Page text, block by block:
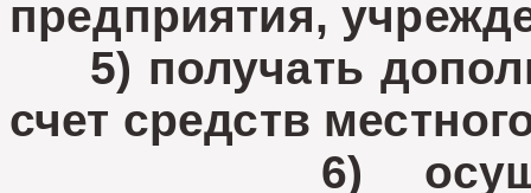
предприятия,
5) получать
счет средств
6)